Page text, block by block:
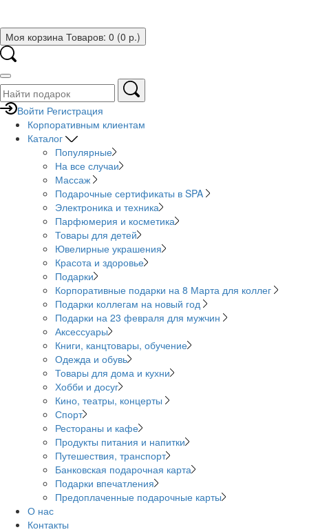
Моя корзина Товаров: 0 (0 р.)
Войти Регистрация
Корпоративным клиентам
Каталог
Популярные
На все случаи
Массаж
Подарочные сертификаты в SPA
Электроника и техника
Парфюмерия и косметика
Товары для детей
Ювелирные украшения
Красота и здоровье
Подарки
Корпоративные подарки на 8 Марта для коллег
Подарки коллегам на новый год
Подарки на 23 февраля для мужчин
Аксессуары
Книги, канцтовары, обучение
Одежда и обувь
Товары для дома и кухни
Хобби и досуг
Кино, театры, концерты
Спорт
Рестораны и кафе
Продукты питания и напитки
Путешествия, транспорт
Банковская подарочная карта
Подарки впечатления
Предоплаченные подарочные карты
О нас
Контакты